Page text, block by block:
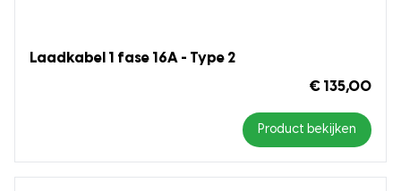
Laadkabel 1 fase 16A - Type 2
€ 135,00
Product bekijken